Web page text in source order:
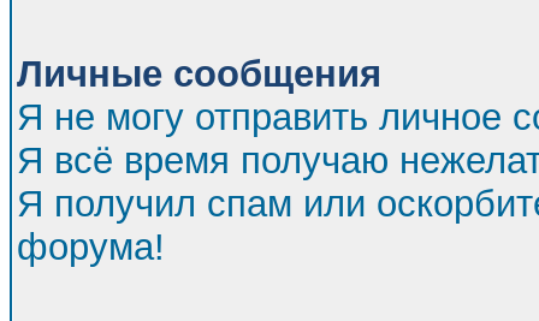
Личные сообщения
Я не могу отправить личное
Я всё время получаю
Я получил спам или
форума!